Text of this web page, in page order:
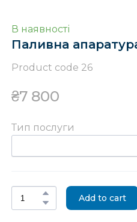
В наявності
Паливна
Product code 26
₴7 800
Тип послуги
Add to cart